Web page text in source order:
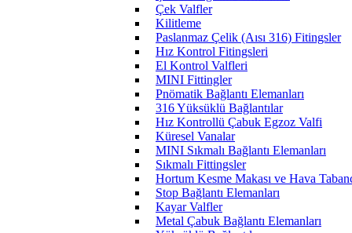
Çek Valfler
Kilitleme
Paslanmaz Çelik (Aısı 316) Fitingsler
Hız Kontrol Fitingsleri
El Kontrol Valfleri
MINI Fittingler
Pnömatik Bağlantı Elemanları
316 Yüksüklü Bağlantılar
Hız Kontrollü Çabuk Egzoz Valfi
Küresel Vanalar
MINI Sıkmalı Bağlantı Elemanları
Sıkmalı Fittingsler
Hortum Kesme Makası ve Hava
Stop Bağlantı Elemanları
Kayar Valfler
Metal Çabuk Bağlantı Elemanları